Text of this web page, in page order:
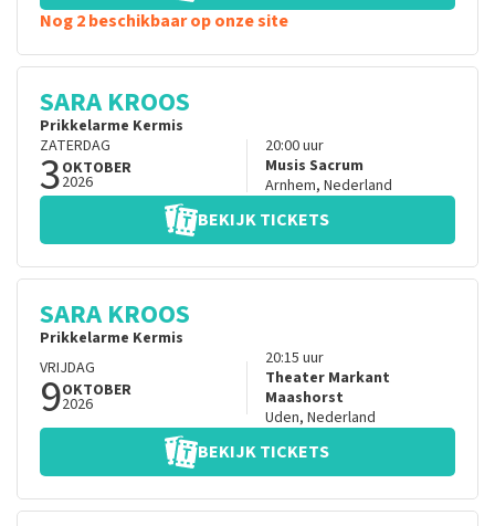
Nog 2 beschikbaar op onze site
SARA KROOS
Prikkelarme Kermis
ZATERDAG
3OKTOBER
2026
20:00uur
Musis Sacrum
Arnhem, Nederland
BEKIJK TICKETS
SARA KROOS
Prikkelarme Kermis
VRIJDAG
9OKTOBER
2026
20:15 uur
Theater Markant
Maashorst
Uden, Nederland
BEKIJK TICKETS